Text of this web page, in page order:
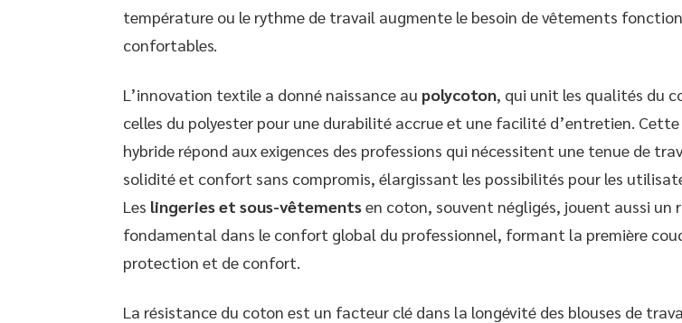
température ou le rythme de travail augmente le besoin de vêtements
confortables.
L’innovation textile a donné naissance au polycoton, qui unit les qualités du
celles du polyester pour une durabilité accrue et une facilité d’entretien.
hybride répond aux exigences des professions qui nécessitent une tenue de
solidité et confort sans compromis, élargissant les possibilités pour les
Les lingeries et sous-vêtementsen coton, souvent négligés, jouent aussi un
fondamental dans le confort global du professionnel, formant la première
protection et de confort.
La résistance du coton est un facteur clé dans la longévité des blouses de